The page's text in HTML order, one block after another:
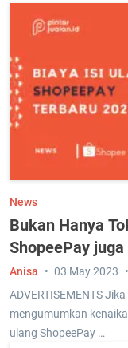
News
Bukan Hanya
ShopeePay
ADVERTISEMENTS
mengumumkan
ulang ShopeePay …
Anisa 03 May 2023